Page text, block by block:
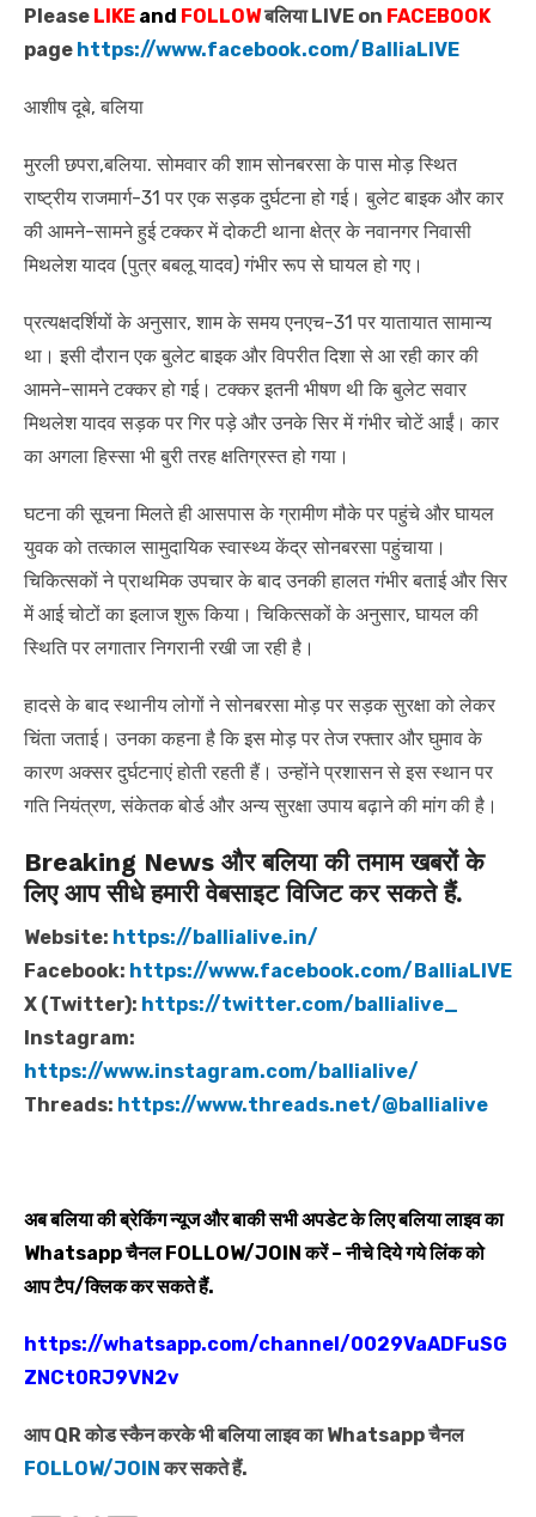
Please LIKE and FOLLOWबलिया LIVE on FACEBOOK
page https://www.facebook.com/BalliaLIVE
आशीष दूबे, बलिया
मुरली छपरा,बलिया. सोमवार की शाम सोनबरसा के पास मोड़ स्थित
राष्ट्रीय राजमार्ग-31 पर एक सड़क दुर्घटना हो गई। बुलेट बाइक और कार
की आमने-सामने हुई टक्कर में दोकटी थाना क्षेत्र के नवानगर निवासी
मिथलेश यादव (पुत्र बबलू यादव) गंभीर रूप से घायल हो गए।
प्रत्यक्षदर्शियों के अनुसार, शाम के समय एनएच-31 पर यातायात सामान्य
था। इसी दौरान एक बुलेट बाइक और विपरीत दिशा से आ रही कार की
आमने-सामने टक्कर हो गई। टक्कर इतनी भीषण थी कि बुलेट सवार
मिथलेश यादव सड़क पर गिर पड़े और उनके सिर में गंभीर चोटें आईं। कार
का अगला हिस्सा भी बुरी तरह क्षतिग्रस्त हो गया।
घटना की सूचना मिलते ही आसपास के ग्रामीण मौके पर पहुंचे और घायल
युवक को तत्काल सामुदायिक स्वास्थ्य केंद्र सोनबरसा पहुंचाया।
चिकित्सकों ने प्राथमिक उपचार के बाद उनकी हालत गंभीर बताई और सिर
में आई चोटों का इलाज शुरू किया। चिकित्सकों के अनुसार, घायल की
स्थिति पर लगातार निगरानी रखी जा रही है।
हादसे के बाद स्थानीय लोगों ने सोनबरसा मोड़ पर सड़क सुरक्षा को लेकर
चिंता जताई। उनका कहना है कि इस मोड़ पर तेज रफ्तार और घुमाव के
कारण अक्सर दुर्घटनाएं होती रहती हैं। उन्होंने प्रशासन से इस स्थान पर
गति नियंत्रण, संकेतक बोर्ड और अन्य सुरक्षा उपाय बढ़ाने की मांग की है।
Breaking News और बलिया की तमाम खबरों के
लिए आप सीधे हमारी वेबसाइट विजिट कर सकते हैं.
Website: https://ballialive.in/
Facebook: https://www.facebook.com/BalliaLIVE
X (Twitter): https://twitter.com/ballialive_
Instagram:
https://www.instagram.com/ballialive/
Threads: https://www.threads.net/@ballialive
अब बलिया की ब्रेकिंग न्यूज और बाकी सभी अपडेट के लिए बलिया लाइव का
WhatsappचैनलFOLLOW/JOINकरें – नीचे दिये गये लिंक को
आप टैप/क्लिक कर सकते हैं.
https://whatsapp.com/channel/0029VaADFuSG
ZNCt0RJ9VN2v
आप QR कोड स्कैन करके भी बलिया लाइव का Whatsapp चैनल
FOLLOW/JOINकर सकते हैं.